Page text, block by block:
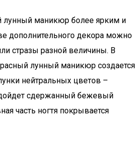
лунный маникюр более ярким и
дополнительного декора можно
стразы разной величины. В
лунный маникюр создается
нейтральных цветов –
сдержанный бежевый
часть ногтя покрывается